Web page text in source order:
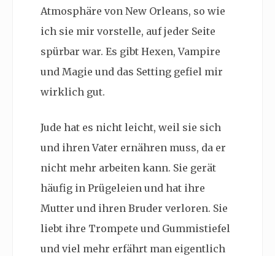
Atmosphäre von New Orleans, so wie
ich sie mir vorstelle, auf jeder Seite
spürbar war. Es gibt Hexen, Vampire
und Magie und das Setting gefiel mir
wirklich gut.
Jude hat es nicht leicht, weil sie sich
und ihren Vater ernähren muss, da er
nicht mehr arbeiten kann. Sie gerät
häufig in Prügeleien und hat ihre
Mutter und ihren Bruder verloren. Sie
liebt ihre Trompete und Gummistiefel
und viel mehr erfährt man eigentlich